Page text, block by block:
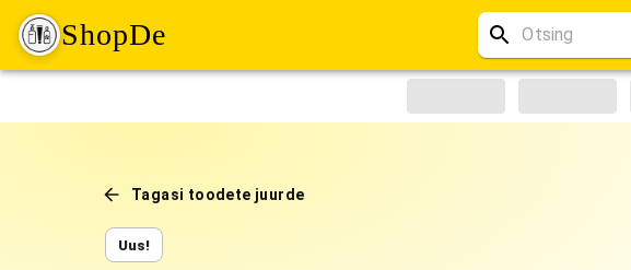
ShopDe
Tagasi toodete juurde
Uus!